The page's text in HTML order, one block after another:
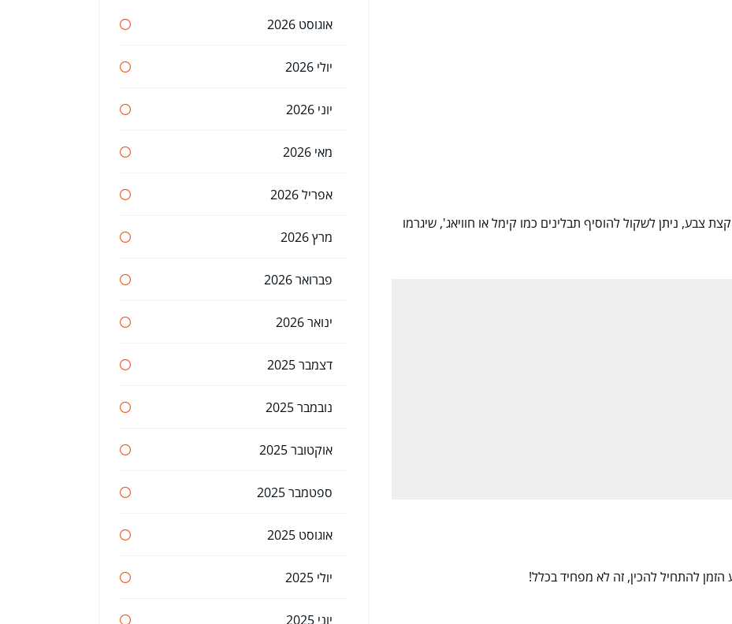
צבע, ניתן לשקול להוסיף תבלינים כמו קימל או חוויאג', שיגרמו
להתחיל להכין, זה לא מפחיד בכלל!
אוגוסט 2026
יולי 2026
יוני 2026
מאי 2026
אפריל 2026
מרץ 2026
פברואר 2026
ינואר 2026
דצמבר 2025
נובמבר 2025
אוקטובר 2025
ספטמבר 2025
אוגוסט 2025
יולי 2025
יוני 2025